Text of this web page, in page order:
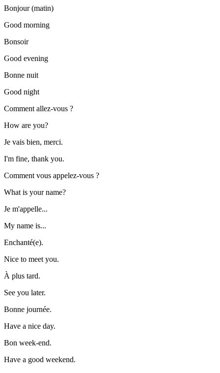
Bonjour (matin)
Good morning
Bonsoir
Good evening
Bonne nuit
Good night
Comment allez-vous ?
How are you?
Je vais bien, merci.
I'm fine, thank you.
Comment vous appelez-vous ?
What is your name?
Je m'appelle...
My name is...
Enchanté(e).
Nice to meet you.
À plus tard.
See you later.
Bonne journée.
Have a nice day.
Bon week-end.
Have a good weekend.